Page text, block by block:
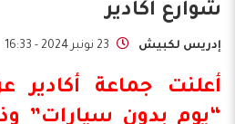
شوارع أكادير
إدريس لكبيش 23 نونبر 2024 - 16:33
أعلنت جماعة أكادير
“يوم بدون سيارات”